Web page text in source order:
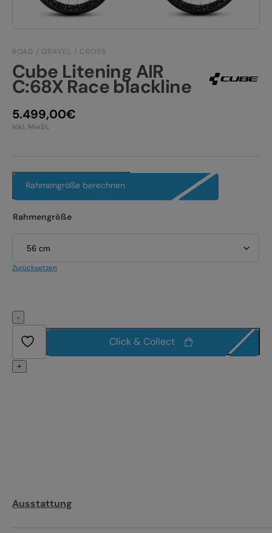
E-BIKE FULLY
E-BIKE TOUR
Alle entdecken
PRODUKTRÜCKRUFE
ROAD / GRAVEL / CROSS
Cube Litening AIR
C:68X Race blackline
5.499,00€
inkl. MwSt.
Rahmengröße berechnen
Rahmengröße
Zurücksetzen
-
+
Click & Collect
Ausstattung